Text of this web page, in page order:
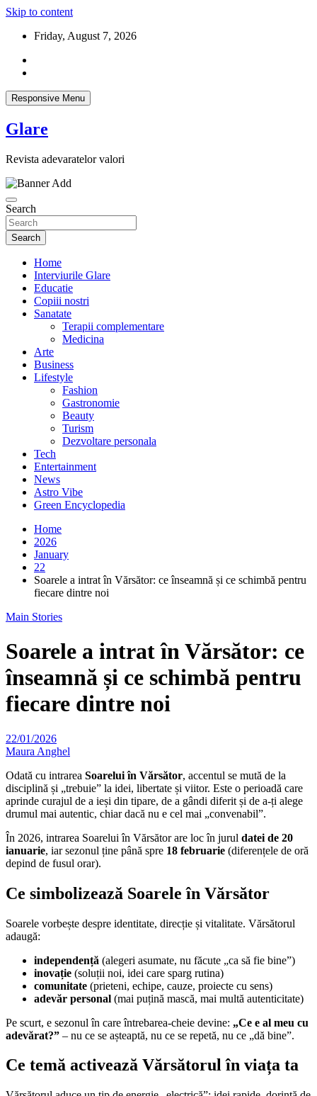
Skip to content
Friday, August 7, 2026
Responsive Menu
Glare
Revista adevaratelor valori
Search
Search
Home
Interviurile Glare
Educatie
Copiii nostri
Sanatate
Terapii complementare
Medicina
Arte
Business
Lifestyle
Fashion
Gastronomie
Beauty
Turism
Dezvoltare personala
Tech
Entertainment
News
Astro Vibe
Green Encyclopedia
Home
2026
January
22
Soarele a intrat în Vărsător: ce înseamnă și ce schimbă pentru
fiecare dintre noi
Main Stories
Soarele a intrat în Vărsător: ce
înseamnă și ce schimbă pentru
fiecare dintre noi
22/01/2026
Maura Anghel
Odată cu intrarea Soarelui în Vărsător, accentul se mută de la
disciplină și „trebuie” la idei, libertate și viitor. Este o perioadă care
aprinde curajul de a ieși din tipare, de a gândi diferit și de a-ți alege
drumul mai autentic, chiar dacă nu e cel mai „convenabil”.
În 2026, intrarea Soarelui în Vărsător are loc în jurul datei de 20
ianuarie, iar sezonul ține până spre 18 februarie (diferențele de oră
depind de fusul orar).
Ce simbolizează Soarele în Vărsător
Soarele vorbește despre identitate, direcție și vitalitate. Vărsătorul
adaugă:
independență (alegeri asumate, nu făcute „ca să fie bine”)
inovație (soluții noi, idei care sparg rutina)
comunitate (prieteni, echipe, cauze, proiecte cu sens)
adevăr personal (mai puțină mască, mai multă autenticitate)
Pe scurt, e sezonul în care întrebarea-cheie devine: „Ce e al meu cu
adevărat?” – nu ce se așteaptă, nu ce se repetă, nu ce „dă bine”.
Ce temă activează Vărsătorul în viața ta